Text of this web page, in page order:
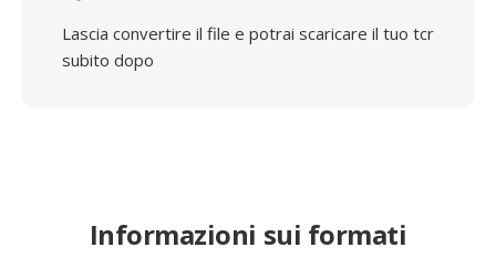
Lascia convertire il file e potrai scaricare il tuo tcr
subito dopo
Informazioni sui formati